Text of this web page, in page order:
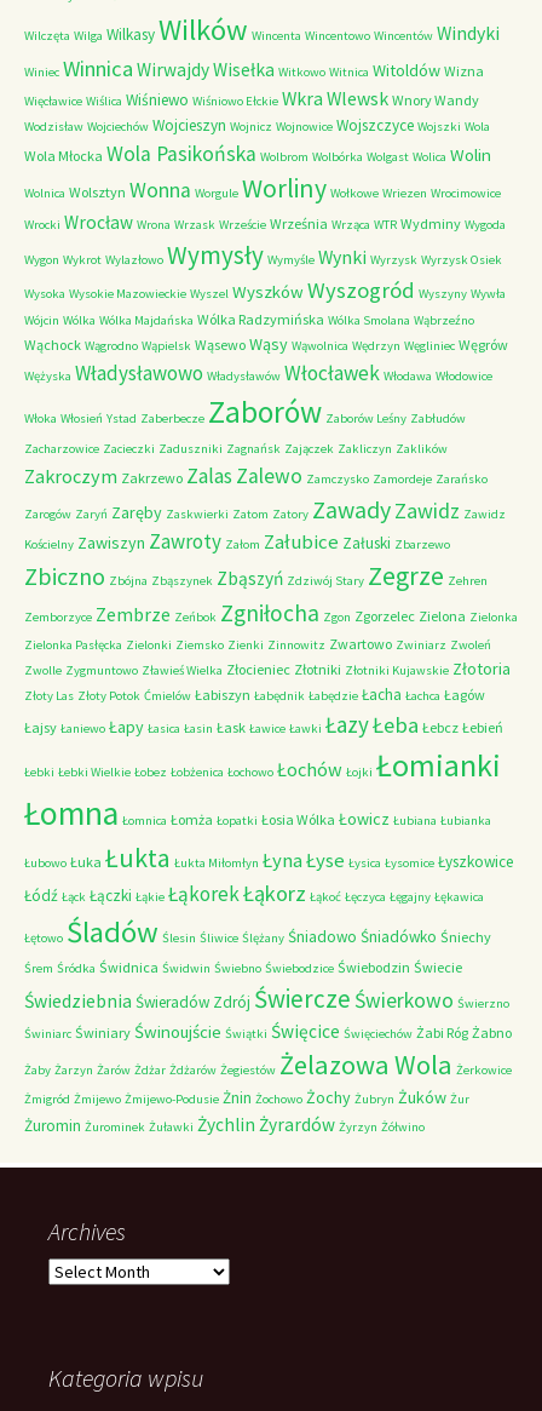
Wilczęta Wilga WilkasyWilków Wincenta Wincentowo Wincentów Windyki
Winiec Winnica WirwajdyWisełka Witkowo Witnica Witoldów Wizna
Więcławice Wiślica Wiśniewo Wiśniowo Ełckie Wkra Wlewsk Wnory Wandy
Wodzisław Wojciechów Wojcieszyn Wojnicz Wojnowice Wojszczyce Wojszki Wola
Wola Młocka Wola Pasikońska Wolbrom Wolbórka Wolgast Wolica Wolin
Wolnica Wolsztyn Wonna Worgule Worliny Wołkowe Wriezen Wrocimowice
Wrocki Wrocław Wrona Wrzask Wrzeście Września Wrząca WTR Wydminy Wygoda
Wygon Wykrot Wylazłowo Wymysły Wymyśle Wynki Wyrzysk Wyrzysk Osiek
Wysoka Wysokie Mazowieckie Wyszel WyszkówWyszogród Wyszyny Wywła
Wójcin Wólka Wólka Majdańska Wólka Radzymińska Wólka Smolana Wąbrzeźno
Wąchock Wągrodno Wąpielsk Wąsewo Wąsy Wąwolnica Wędrzyn Węgliniec Węgrów
Wężyska Władysławowo Władysławów Włocławek Włodawa Włodowice
Włoka Włosień Ystad Zaberbecze Zaborów Zaborów Leśny Zabłudów
Zacharzowice Zacieczki Zaduszniki Zagnańsk Zajączek Zakliczyn Zaklików
Zakroczym Zakrzewo ZalasZalewo Zamczysko Zamordeje Zarańsko
Zarogów Zaryń Zaręby Zaskwierki Zatom Zatory ZawadyZawidz Zawidz
Kościelny Zawiszyn Zawroty Załom Załubice Załuski Zbarzewo
Zbiczno Zbójna Zbąszynek Zbąszyń Zdziwój Stary Zegrze Zehren
Zemborzyce Zembrze Zeńbok Zgniłocha Zgon Zgorzelec Zielona Zielonka
Zielonka Pasłęcka Zielonki Ziemsko Zienki Zinnowitz Zwartowo Zwiniarz Zwoleń
Zwolle Zygmuntowo Zławieś Wielka Złocieniec Złotniki Złotniki Kujawskie Złotoria
Złoty Las Złoty Potok Ćmielów Łabiszyn Łabędnik Łabędzie Łacha Łachca Łagów
Łajsy Łaniewo Łapy Łasica Łasin Łask Ławice Ławki ŁazyŁeba Łebcz Łebień
Łebki Łebki Wielkie Łobez Łobżenica Łochowo Łochów Łojki Łomianki
Łomna Łomnica Łomża Łopatki Łosia Wólka Łowicz Łubiana Łubianka
Łubowo Łuka Łukta Łukta Miłomłyn ŁynaŁyse Łysica Łysomice Łyszkowice
Łódź Łąck Łączki Łąkie ŁąkorekŁąkorz Łąkoć Łęczyca Łęgajny Łękawica
Łętowo Śladów Ślesin Śliwice Ślężany Śniadowo Śniadówko Śniechy
Śrem Śródka Świdnica Świdwin Świebno Świebodzice Świebodzin Świecie
Świedziebnia Świeradów Zdrój Świercze Świerkowo Świerzno
Świniarc Świniary Świnoujście Świątki Święcice Święciechów Żabi Róg Żabno
Żaby Żarzyn Żarów Żdżar Żdżarów Żegiestów Żelazowa Wola Żerkowice
Żmigród Żmijewo Żmijewo-Podusie Żnin Żochowo Żochy Żubryn Żuków Żur
Żuromin Żurominek Żuławki Żychlin Żyrardów Żyrzyn Żółwino
Archives
Archives
Kategoria wpisu